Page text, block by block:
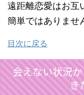
遠距離恋愛はお互
簡単ではありませ
目次に戻る
会えない状況
き